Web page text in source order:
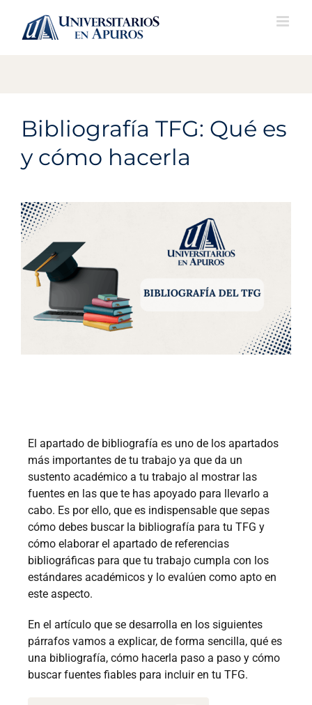
content
Bibliografía TFG: Qué es
y cómo hacerla
El apartado de bibliografía es uno de los apartados
más importantes de tu trabajo ya que da un
sustento académico a tu trabajo al mostrar las
fuentes en las que te has apoyado para llevarlo a
cabo. Es por ello, que es indispensable que sepas
cómo debes buscar la bibliografía para tu TFG y
cómo elaborar el apartado de referencias
bibliográficas para que tu trabajo cumpla con los
estándares académicos y lo evalúen como apto en
este aspecto.
En el artículo que se desarrolla en los siguientes
párrafos vamos a explicar, de forma sencilla, qué es
una bibliografía, cómo hacerla paso a paso y cómo
buscar fuentes fiables para incluir en tu TFG.